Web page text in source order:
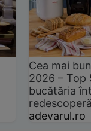
Cea mai
2026 –
bucătăria
adevarul.ro